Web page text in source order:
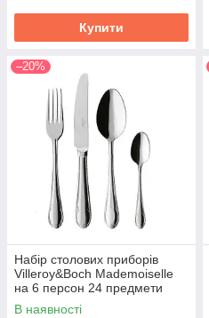
Купити
–20%
Набір столових приборів
Villeroy&Boch Mademoiselle
на 6 персон 24 предмети
1263599037
В наявності